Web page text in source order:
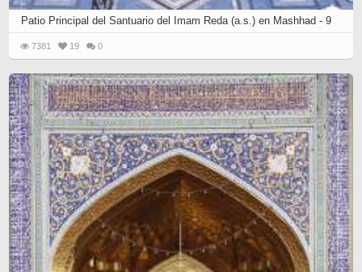
Patio Principal del Santuario del Imam Reda (a.s.) en Mashhad - 9
7381 19 0